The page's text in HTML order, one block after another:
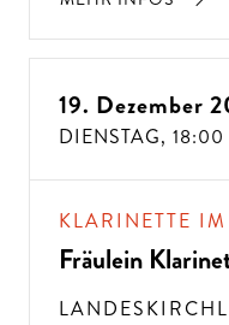
19. Dezember
DIENSTAG, 18:00
KLARINETTE
Fräulein